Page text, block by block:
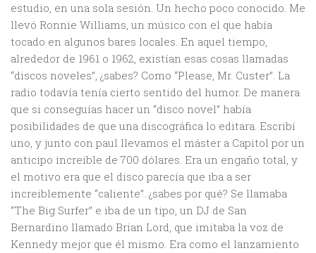
estudio, en una sola sesión. Un hecho poco conocido. Me
llevó Ronnie Williams, un músico con el que había
tocado en algunos bares locales. En aquel tiempo,
alrededor de 1961 o 1962, existían esas cosas llamadas
“discos noveles”, ¿sabes? Como “Please, Mr. Custer”. La
radio todavía tenía cierto sentido del humor. De manera
que si conseguías hacer un “disco novel” había
posibilidades de que una discográfica lo editara. Escribí
uno, y junto con paul llevamos el máster a Capitol por un
anticipo increible de 700 dólares. Era un engaño total, y
el motivo era que el disco parecía que iba a ser
increiblemente “caliente”. ¿sabes por qué? Se llamaba
“The Big Surfer” e iba de un tipo, un DJ de San
Bernardino llamado Brian Lord, que imitaba la voz de
Kennedy mejor que él mismo. Era como el lanzamiento